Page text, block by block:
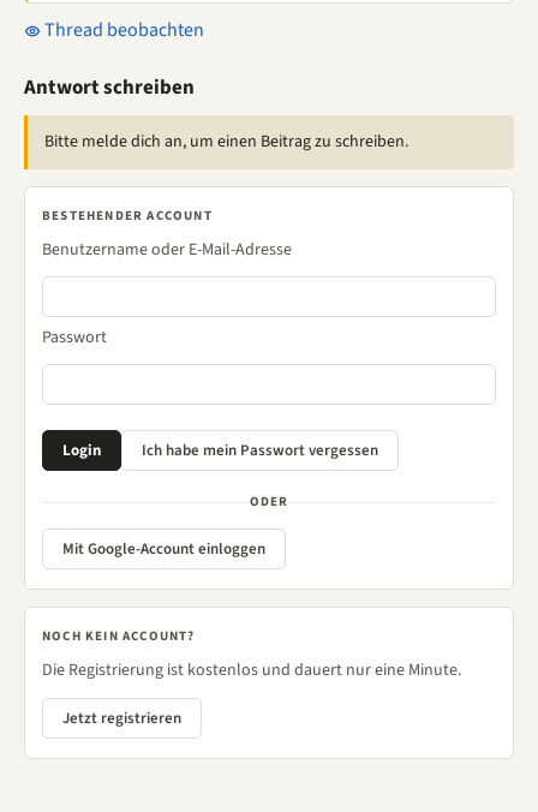
Thread beobachten
Antwort schreiben
Bitte melde dich an, um einen Beitrag zu schreiben.
BESTEHENDER ACCOUNT
Benutzername oder E-Mail-Adresse
Passwort
ODER
Mit Google-Account einloggen
NOCH KEIN ACCOUNT?
Die Registrierung ist kostenlos und dauert nur eine Minute.
Jetzt registrieren